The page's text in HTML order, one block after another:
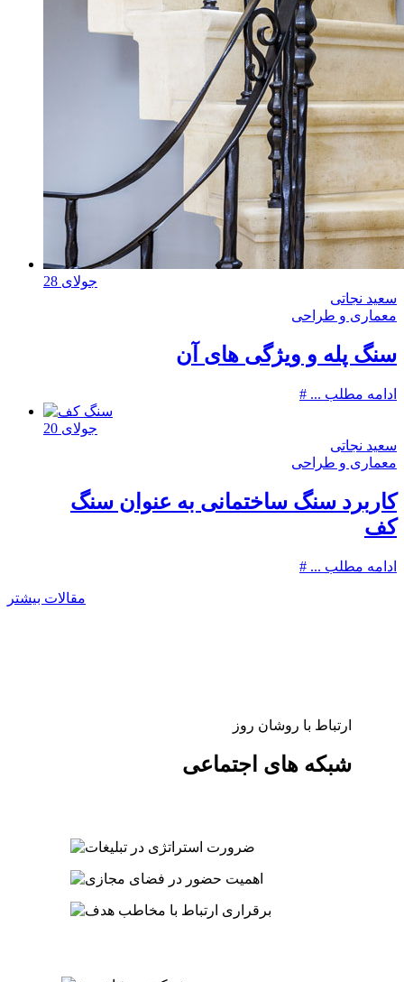
جولای 28
سعید نجاتی
معماری و طراحی
سنگ پله و ویژگی های آن
ادامه مطلب ...
جولای 20
سعید نجاتی
معماری و طراحی
کاربرد سنگ ساختمانی به عنوان سنگ
کف
ادامه مطلب ...
مقالات بیشتر
ارتباط با روشان روز
شبکه های اجتماعی